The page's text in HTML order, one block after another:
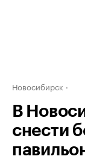
Новосибирск
В
снести